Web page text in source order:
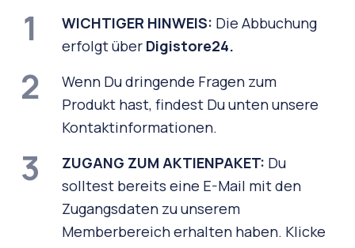
1 WICHTIGER HINWEIS: Die Abbuchung
erfolgt über Digistore24.
2
Wenn Du dringende Fragen zum
Produkt hast, findest Du unten unsere
Kontaktinformationen.
3 ZUGANG ZUM AKTIENPAKET: Du
solltest bereits eine E-Mail mit den
Zugangsdaten zu unserem
Memberbereich erhalten haben. Klicke